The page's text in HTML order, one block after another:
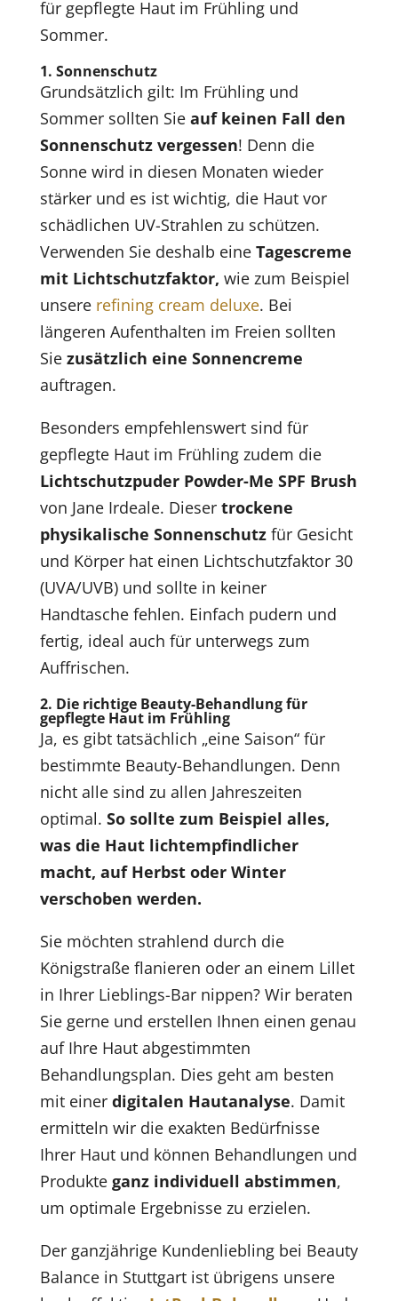
für gepflegte Haut im Frühling und
Sommer.
1. Sonnenschutz
Grundsätzlich gilt: Im Frühling und
Sommer sollten Sie auf keinen Fall den
Sonnenschutz vergessen! Denn die
Sonne wird in diesen Monaten wieder
stärker und es ist wichtig, die Haut vor
schädlichen UV-Strahlen zu schützen.
Verwenden Sie deshalb eine Tagescreme
mit Lichtschutzfaktor, wie zum Beispiel
unsere refining cream deluxe. Bei
längeren Aufenthalten im Freien sollten
Sie zusätzlich eine Sonnencreme
auftragen.
Besonders empfehlenswert sind für
gepflegte Haut im Frühling zudem die
Lichtschutzpuder Powder-Me SPF Brush
von Jane Irdeale. Dieser trockene
physikalische Sonnenschutzfür Gesicht
und Körper hat einen Lichtschutzfaktor 30
(UVA/UVB) und sollte in keiner
Handtasche fehlen. Einfach pudern und
fertig, ideal auch für unterwegs zum
Auffrischen.
2. Die richtige Beauty-Behandlung für
gepflegte Haut im Frühling
Ja, es gibt tatsächlich „eine Saison“ für
bestimmte Beauty-Behandlungen. Denn
nicht alle sind zu allen Jahreszeiten
optimal. So sollte zum Beispiel alles,
was die Haut lichtempfindlicher
macht, auf Herbst oder Winter
verschoben werden.
Sie möchten strahlend durch die
Königstraße flanieren oder an einem Lillet
in Ihrer Lieblings-Bar nippen? Wir beraten
Sie gerne und erstellen Ihnen einen genau
auf Ihre Haut abgestimmten
Behandlungsplan. Dies geht am besten
mit einer digitalen Hautanalyse. Damit
ermitteln wir die exakten Bedürfnisse
Ihrer Haut und können Behandlungen und
Produkte ganz individuell abstimmen,
um optimale Ergebnisse zu erzielen.
Der ganzjährige Kundenliebling bei Beauty
Balance in Stuttgart ist übrigens unsere